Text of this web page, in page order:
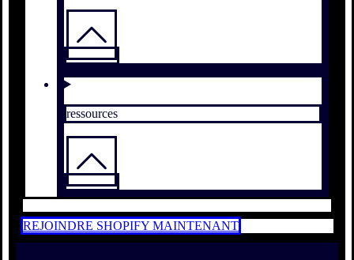
ressources
REJOINDRE SHOPIFY MAINTENANT